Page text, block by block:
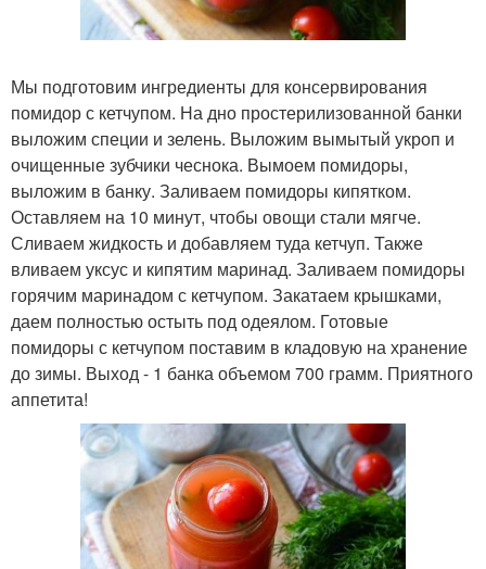
Мы подготовим ингредиенты для консервирования
помидор с кетчупом. На дно простерилизованной банки
выложим специи и зелень. Выложим вымытый укроп и
очищенные зубчики чеснока. Вымоем помидоры,
выложим в банку. Заливаем помидоры кипятком.
Оставляем на 10 минут, чтобы овощи стали мягче.
Сливаем жидкость и добавляем туда кетчуп. Также
вливаем уксус и кипятим маринад. Заливаем помидоры
горячим маринадом с кетчупом. Закатаем крышками,
даем полностью остыть под одеялом. Готовые
помидоры с кетчупом поставим в кладовую на хранение
до зимы. Выход - 1 банка объемом 700 грамм. Приятного
аппетита!